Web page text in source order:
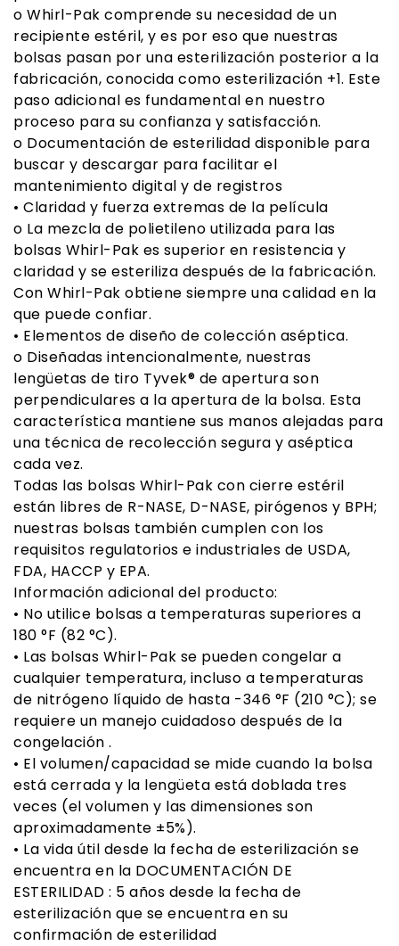
o Whirl-Pak comprende su necesidad de un
recipiente estéril, y es por eso que nuestras
bolsas pasan por una esterilización posterior a la
fabricación, conocida como esterilización +1. Este
paso adicional es fundamental en nuestro
proceso para su confianza y satisfacción.
o Documentación de esterilidad disponible para
buscar y descargar para facilitar el
mantenimiento digital y de registros
• Claridad y fuerza extremas de la película
o La mezcla de polietileno utilizada para las
bolsas Whirl-Pak es superior en resistencia y
claridad y se esteriliza después de la fabricación.
Con Whirl-Pak obtiene siempre una calidad en la
que puede confiar.
• Elementos de diseño de colección aséptica.
o Diseñadas intencionalmente, nuestras
lengüetas de tiro Tyvek® de apertura son
perpendiculares a la apertura de la bolsa. Esta
característica mantiene sus manos alejadas para
una técnica de recolección segura y aséptica
cada vez.
Todas las bolsas Whirl-Pak con cierre estéril
están libres de R-NASE, D-NASE, pirógenos y BPH;
nuestras bolsas también cumplen con los
requisitos regulatorios e industriales de USDA,
FDA, HACCP y EPA.
Información adicional del producto:
• No utilice bolsas a temperaturas superiores a
180 °F (82 °C).
• Las bolsas Whirl-Pak se pueden congelar a
cualquier temperatura, incluso a temperaturas
de nitrógeno líquido de hasta -346 °F (210 °C); se
requiere un manejo cuidadoso después de la
congelación .
• El volumen/capacidad se mide cuando la bolsa
está cerrada y la lengüeta está doblada tres
veces (el volumen y las dimensiones son
aproximadamente ±5%).
• La vida útil desde la fecha de esterilización se
encuentra en la DOCUMENTACIÓN DE
ESTERILIDAD : 5 años desde la fecha de
esterilización que se encuentra en su
confirmación de esterilidad